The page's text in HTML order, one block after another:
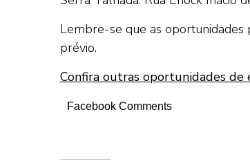
Lembre-se que as
prévio.
Confira outras oportunidades de
Facebook Comments